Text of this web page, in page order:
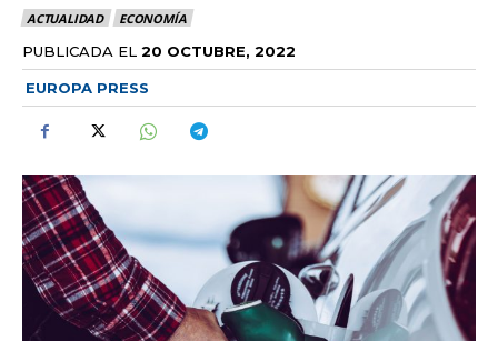
ACTUALIDAD ECONOMÍA
PUBLICADA EL 20 OCTUBRE, 2022
EUROPA PRESS